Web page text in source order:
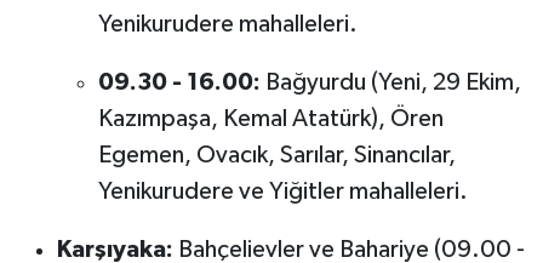
Yenikurudere mahalleleri.
09.30 - 16.00: Bağyurdu (Yeni, 29 Ekim,
Kazımpaşa, Kemal Atatürk), Ören
Egemen, Ovacık, Sarılar, Sinancılar,
Yenikurudere ve Yiğitler mahalleleri.
Karşıyaka: Bahçelievler ve Bahariye (09.00 -